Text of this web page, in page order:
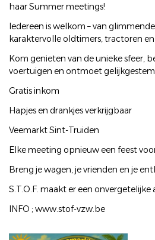
haar Summer meetings!
Iedereen is welkom – van
karaktervolle oldtimers, tractoren
Kom genieten van de unieke sfeer,
voertuigen en ontmoet
Gratis inkom
Hapjes en drankjes verkrijgbaar
Veemarkt Sint-Truiden
Elke meeting opnieuw een feest
Breng je wagen, je vrienden en je
S.T.O.F. maakt er een onvergetelijke
INFO ; www.stof-vzw.be